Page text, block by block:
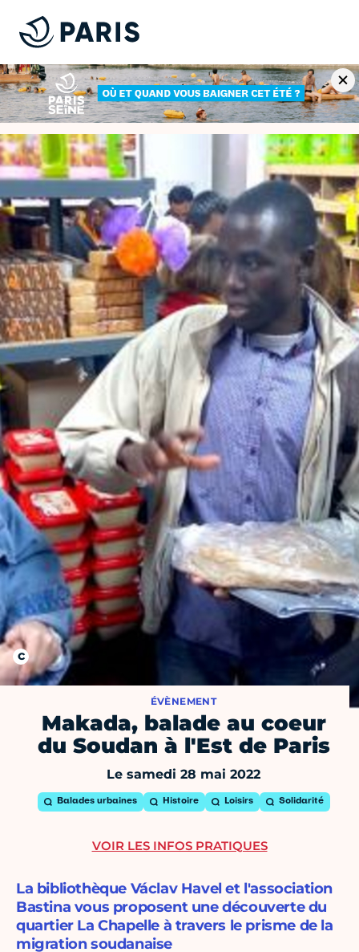
ÉVÈNEMENT
Makada, balade au coeur
du Soudan à l'Est de Paris
Le samedi 28 mai 2022
Balades urbaines Histoire Loisirs Solidarité
La bibliothèque Václav Havel et l'association
Bastina vous proposent une découverte du
quartier La Chapelle à travers le prisme de la
migration soudanaise
VOIR LES INFOS PRATIQUES